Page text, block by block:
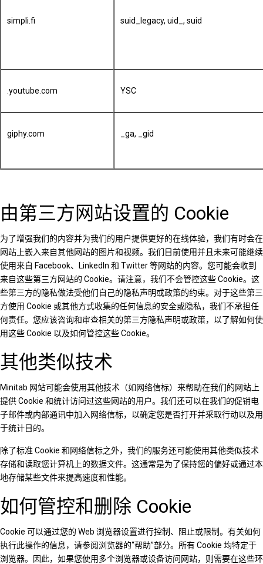
simpli.fi suid_legacy, uid_, suid
.youtube.com YSC
giphy.com _ga, _gid
由第三方网站设置的 Cookie
为了增强我们的内容并为我们的用户提供更好的在线体验，我们有时会在
网站上嵌入来自其他网站的图片和视频。我们目前使用并且未来可能继续
使用来自 Facebook、LinkedIn 和 Twitter 等网站的内容。您可能会收到
来自这些第三方网站的 Cookie。请注意，我们不会管控这些 Cookie。这
些第三方的隐私做法受他们自己的隐私声明或政策的约束。对于这些第三
方使用 Cookie 或其他方式收集的任何信息的安全或隐私，我们不承担任
何责任。您应该咨询和审查相关的第三方隐私声明或政策，以了解如何使
用这些 Cookie 以及如何管控这些 Cookie。
其他类似技术
Minitab 网站可能会使用其他技术（如网络信标）来帮助在我们的网站上
提供 Cookie 和统计访问过这些网站的用户。我们还可以在我们的促销电
子邮件或内部通讯中加入网络信标，以确定您是否打开并采取行动以及用
于统计目的。
除了标准 Cookie 和网络信标之外，我们的服务还可能使用其他类似技术
存储和读取您计算机上的数据文件。这通常是为了保持您的偏好或通过本
地存储某些文件来提高速度和性能。
如何管控和删除 Cookie
Cookie 可以通过您的 Web 浏览器设置进行控制、阻止或限制。有关如何
执行此操作的信息，请参阅浏览器的“帮助”部分。所有 Cookie 均特定于
浏览器。因此，如果您使用多个浏览器或设备访问网站，则需要在这些环